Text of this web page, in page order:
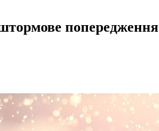
попередження